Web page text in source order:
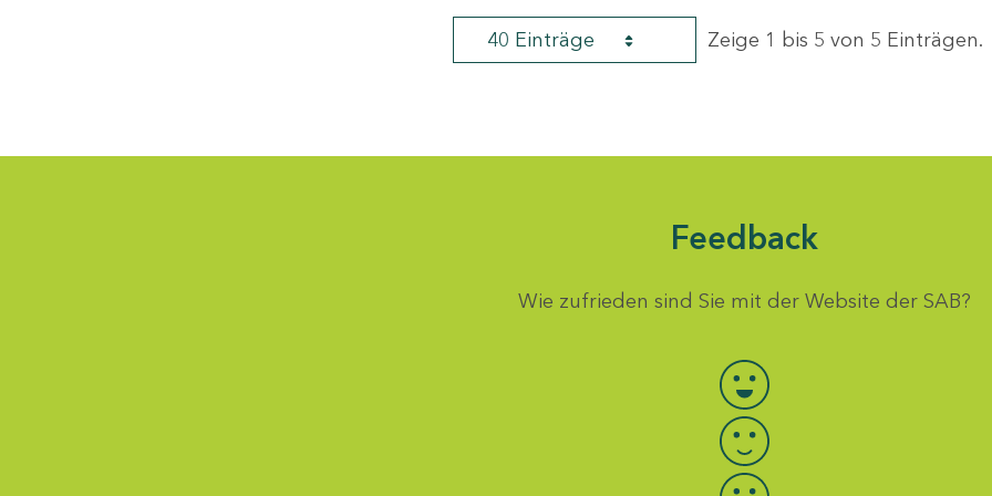
40 Einträge Zeige 1 bis 5 von 5 Einträgen.
Feedback
Wie zufrieden sind Sie mit der Website der SAB?
Bewertung auswählen